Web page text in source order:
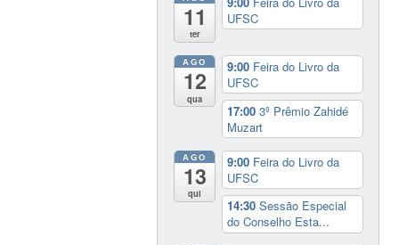
11
ter
UFSC
AGO
12
qua
9:00 Feira do Livro da
UFSC
17:003º Prêmio Zahidé
Muzart
AGO
13
qui
9:00 Feira do Livro da
UFSC
14:30Sessão Especial
do Conselho Esta...